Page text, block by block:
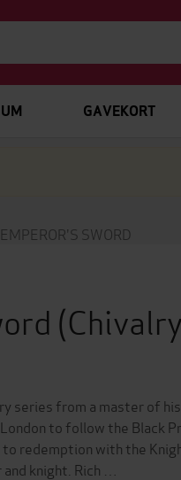
GAVEKORT
SWORD
series from a master of
to follow the Black
redemption with the
knight. Rich …